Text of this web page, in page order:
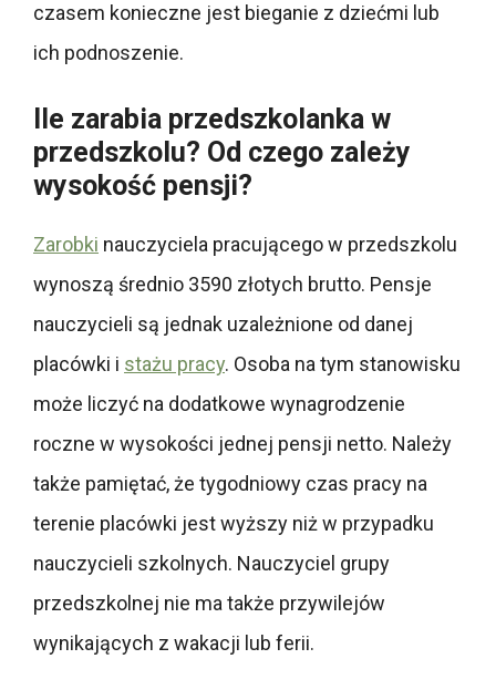
czasem konieczne jest bieganie z dziećmi lub
ich podnoszenie.
Ile zarabia przedszkolanka w
przedszkolu? Od czego zależy
wysokość pensji?
Zarobki nauczyciela pracującego w przedszkolu
wynoszą średnio 3590 złotych brutto. Pensje
nauczycieli są jednak uzależnione od danej
placówki i stażu pracy. Osoba na tym stanowisku
może liczyć na dodatkowe wynagrodzenie
roczne w wysokości jednej pensji netto. Należy
także pamiętać, że tygodniowy czas pracy na
terenie placówki jest wyższy niż w przypadku
nauczycieli szkolnych. Nauczyciel grupy
przedszkolnej nie ma także przywilejów
wynikających z wakacji lub ferii.